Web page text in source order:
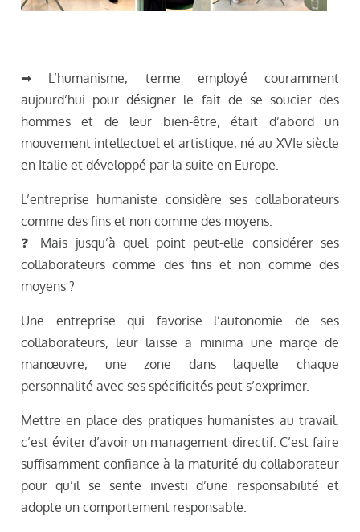
➡ L’humanisme, terme employé couramment
aujourd’hui pour désigner le fait de se soucier des
hommes et de leur bien-être, était d’abord un
mouvement intellectuel et artistique, né au XVIe siècle
en Italie et développé par la suite en Europe.
L’entreprise humaniste considère ses collaborateurs
comme des fins et non comme des moyens.
❓ Mais jusqu’à quel point peut-elle considérer ses
collaborateurs comme des fins et non comme des
moyens ?
Une entreprise qui favorise l’autonomie de ses
collaborateurs, leur laisse a minima une marge de
manœuvre, une zone dans laquelle chaque
personnalité avec ses spécificités peut s’exprimer.
Mettre en place des pratiques humanistes au travail,
c’est éviter d’avoir un management directif. C’est faire
suffisamment confiance à la maturité du collaborateur
pour qu’il se sente investi d’une responsabilité et
adopte un comportement responsable.